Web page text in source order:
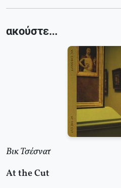
ακούστε…
Βικ Τσέσνατ
Αt the Cut